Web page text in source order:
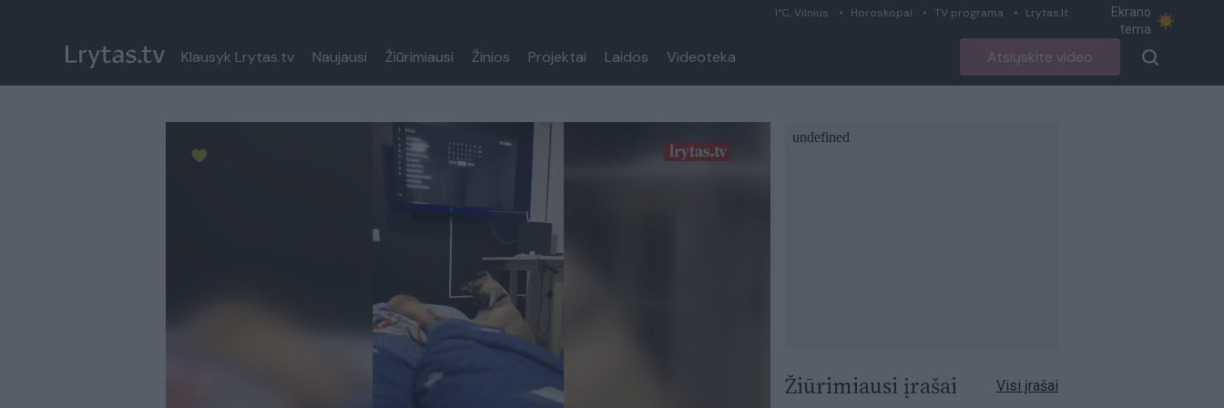
1°C, Vilnius Horoskopai TV programa Lrytas.lt
Ekrano
tema
Klausyk Lrytas.tv Naujausi Žiūrimiausi Žinios Projektai Laidos Videoteka Atsiųskite video
Žiūrimiausi įrašai Visi įrašai